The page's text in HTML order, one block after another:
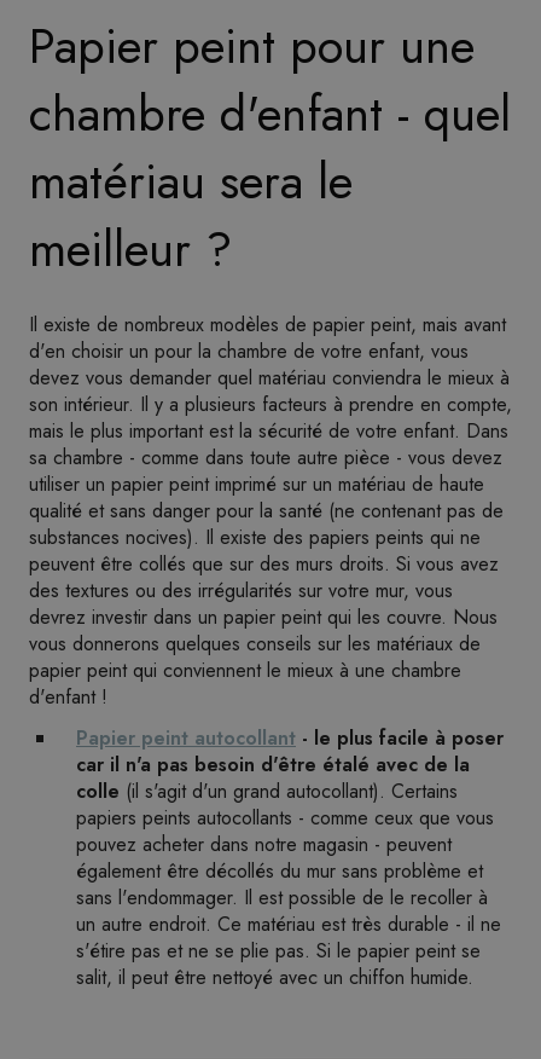
Papier peint pour une
chambre d'enfant - quel
matériau sera le
meilleur ?
Il existe de nombreux modèles de papier peint, mais avant
d'en choisir un pour la chambre de votre enfant, vous
devez vous demander quel matériau conviendra le mieux à
son intérieur. Il y a plusieurs facteurs à prendre en compte,
mais le plus important est la sécurité de votre enfant. Dans
sa chambre - comme dans toute autre pièce - vous devez
utiliser un papier peint imprimé sur un matériau de haute
qualité et sans danger pour la santé (ne contenant pas de
substances nocives). Il existe des papiers peints qui ne
peuvent être collés que sur des murs droits. Si vous avez
des textures ou des irrégularités sur votre mur, vous
devrez investir dans un papier peint qui les couvre. Nous
vous donnerons quelques conseils sur les matériaux de
papier peint qui conviennent le mieux à une chambre
d'enfant !
Papier peint autocollant - le plus facile à poser
car il n'a pas besoin d'être étalé avec de la
colle (il s'agit d'un grand autocollant). Certains
papiers peints autocollants - comme ceux que vous
pouvez acheter dans notre magasin - peuvent
également être décollés du mur sans problème et
sans l'endommager. Il est possible de le recoller à
un autre endroit. Ce matériau est très durable - il ne
s'étire pas et ne se plie pas. Si le papier peint se
salit, il peut être nettoyé avec un chiffon humide.